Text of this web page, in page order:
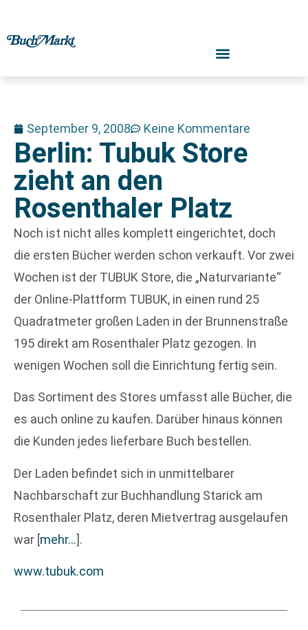
September 9, 2008 Keine Kommentare
Berlin: Tubuk Store
zieht an den
Rosenthaler Platz
Noch ist nicht alles komplett eingerichtet, doch
die ersten Bücher werden schon verkauft. Vor zwei
Wochen ist der TUBUK Store, die „Naturvariante“
der Online-Plattform TUBUK, in einen rund 25
Quadratmeter großen Laden in der Brunnenstraße
195 direkt am Rosenthaler Platz gezogen. In
wenigen Wochen soll die Einrichtung fertig sein.
Das Sortiment des Stores umfasst alle Bücher, die
es auch online zu kaufen. Darüber hinaus können
die Kunden jedes lieferbare Buch bestellen.
Der Laden befindet sich in unmittelbarer
Nachbarschaft zur Buchhandlung Starick am
Rosenthaler Platz, deren Mietvertrag ausgelaufen
war [mehr…].
www.tubuk.com